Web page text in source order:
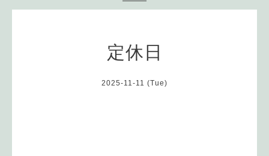
定休日
2025-11-11 (Tue)